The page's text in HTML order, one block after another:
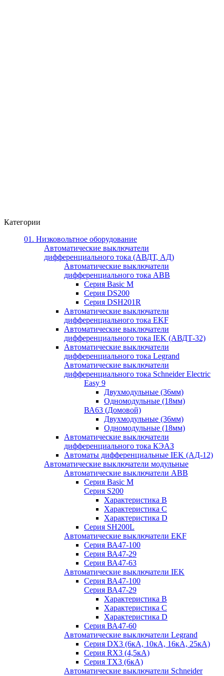
Категории
01. Низковольтное оборудование
Автоматические выключатели
дифференциального тока (АВДТ, АД)
Автоматические выключатели
дифференциального тока ABB
Серия Basic M
Серия DS200
Серия DSH201R
Автоматические выключатели
дифференциального тока EKF
Автоматические выключатели
дифференциального тока IEK (АВДТ-32)
Автоматические выключатели
дифференциального тока Legrand
Автоматические выключатели
дифференциального тока Schneider Electric
Easy 9
Двухмодульные (36мм)
Одномодульные (18мм)
ВА63 (Домовой)
Двухмодульные (36мм)
Одномодульные (18мм)
Автоматические выключатели
дифференциального тока КЭАЗ
Автоматы дифференциальные IEK (АД-12)
Автоматические выключатели модульные
Автоматические выключатели ABB
Серия Basic M
Серия S200
Характеристика B
Характеристика C
Характеристика D
Серия SH200L
Автоматические выключатели EKF
Серия ВА47-100
Серия ВА47-29
Серия ВА47-63
Автоматические выключатели IEK
Серия ВА47-100
Серия ВА47-29
Характеристика B
Характеристика C
Характеристика D
Серия ВА47-60
Автоматические выключатели Legrand
Серия DX3 (6кА, 10кА, 16кА, 25кА)
Серия RX3 (4,5кА)
Серия TX3 (6кА)
Автоматические выключатели Schneider